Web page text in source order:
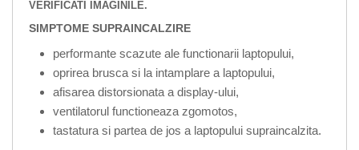
VERIFICATI IMAGINILE.
SIMPTOME SUPRAINCALZIRE
performante scazute ale functionarii laptopului,
oprirea brusca si la intamplare a laptopului,
afisarea distorsionata a display-ului,
ventilatorul functioneaza zgomotos,
tastatura si partea de jos a laptopului supraincalzita.